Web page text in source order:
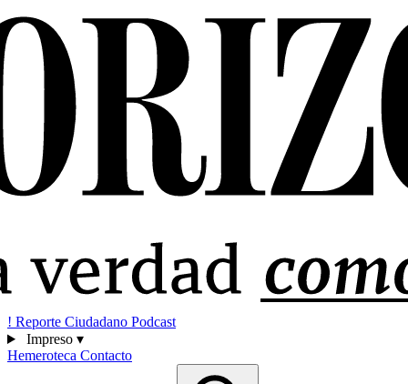
! Reporte Ciudadano Podcast
Impreso ▾
Hemeroteca Contacto